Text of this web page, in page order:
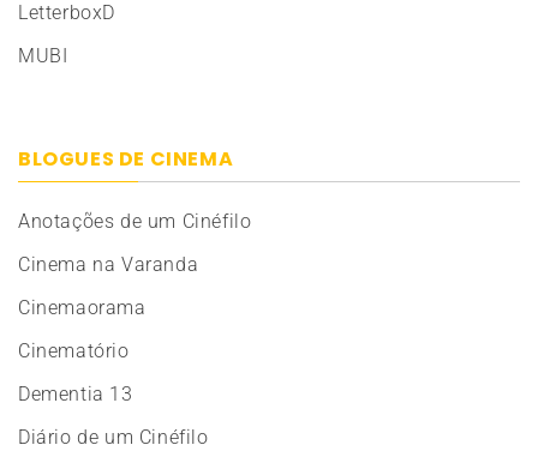
LetterboxD
MUBI
BLOGUES DE CINEMA
Anotações de um Cinéfilo
Cinema na Varanda
Cinemaorama
Cinematório
Dementia 13
Diário de um Cinéfilo